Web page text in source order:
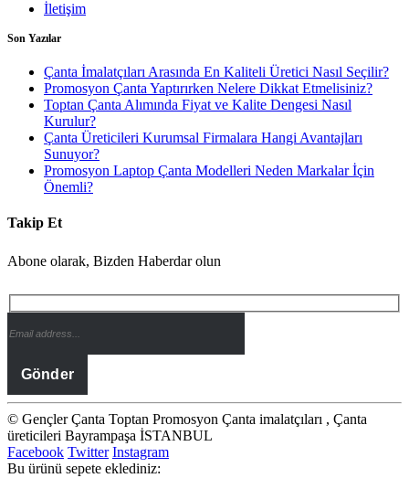
İletişim
Son Yazılar
Çanta İmalatçıları Arasında En Kaliteli Üretici Nasıl Seçilir?
Promosyon Çanta Yaptırırken Nelere Dikkat Etmelisiniz?
Toptan Çanta Alımında Fiyat ve Kalite Dengesi Nasıl
Kurulur?
Çanta Üreticileri Kurumsal Firmalara Hangi Avantajları
Sunuyor?
Promosyon Laptop Çanta Modelleri Neden Markalar İçin
Önemli?
Takip Et
Abone olarak, Bizden Haberdar olun
© Gençler Çanta Toptan Promosyon Çanta imalatçıları , Çanta
üreticileri Bayrampaşa İSTANBUL
Facebook Twitter Instagram
Bu ürünü sepete eklediniz: